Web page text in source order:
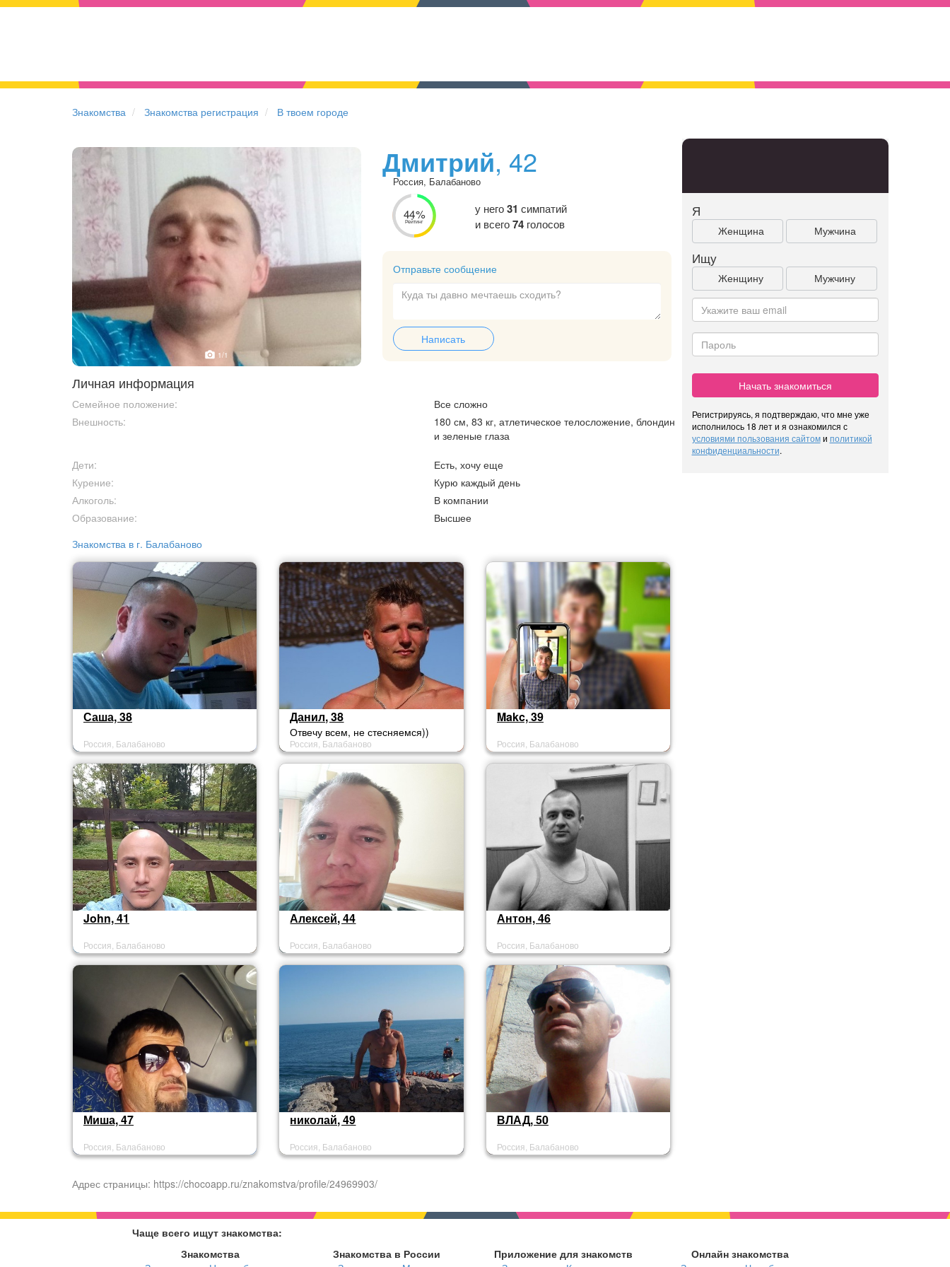
Знакомства Знакомства регистрация В твоем городе
1/1
Дмитрий, 42
Россия, Балабаново
44%
Рейтинг
у него31 симпатий
и всего74голосов
Отправьте сообщение
Написать
Личная информация
Семейное положение:
Все сложно
Внешность:
180 см, 83 кг, атлетическое телосложение, блондин
и зеленые глаза
Дети:
Есть, хочу еще
Курение:
Курю каждый день
Алкоголь:
В компании
Образование:
Высшее
Знакомства в г. Балабаново
Саша, 38
Россия, Балабаново
Данил, 38
Отвечу всем, не стесняемся))
Россия, Балабаново
Makc, 39
Россия, Балабаново
John, 41
Россия, Балабаново
Алексей, 44
Россия, Балабаново
Антон, 46
Россия, Балабаново
Миша, 47
Россия, Балабаново
николай, 49
Россия, Балабаново
ВЛАД, 50
Россия, Балабаново
Адрес страницы: https://chocoapp.ru/znakomstva/profile/24969903/
Я
Женщина Мужчина
Ищу
Женщину Мужчину
Начать знакомиться
Регистрируясь, я подтверждаю, что мне уже
исполнилось 18 лет и я ознакомился с
условиями пользования сайтоми политикой
конфиденциальности.
Чаще всего ищут знакомства:
Знакомства
Знакомства в России
Приложение для знакомств
Онлайн знакомства